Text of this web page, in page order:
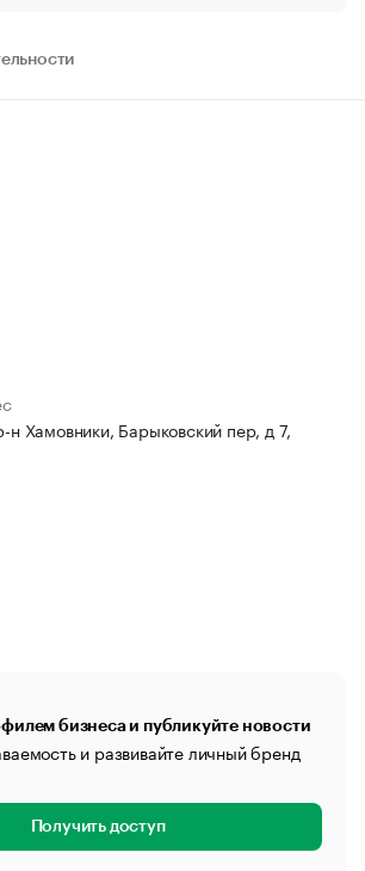
н Хамовники, Барыковский пер, д 7,
бизнеса и публикуйте новости
и развивайте личный бренд
Получить доступ